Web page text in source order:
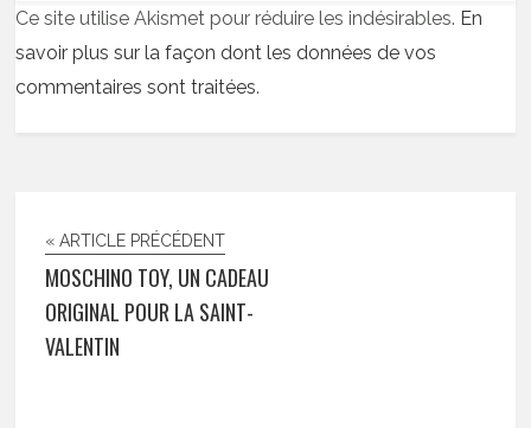
Ce site utilise Akismet pour réduire les indésirables. En
savoir plus sur la façon dont les données de vos
commentaires sont traitées.
« ARTICLE PRÉCÉDENT
MOSCHINO TOY, UN CADEAU
ORIGINAL POUR LA SAINT-
VALENTIN